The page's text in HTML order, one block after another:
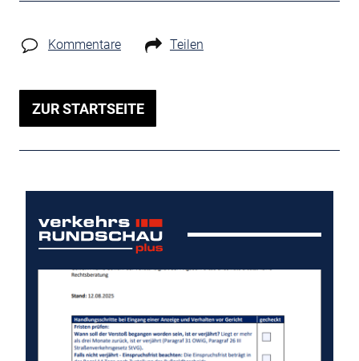
Kommentare Teilen
ZUR STARTSEITE